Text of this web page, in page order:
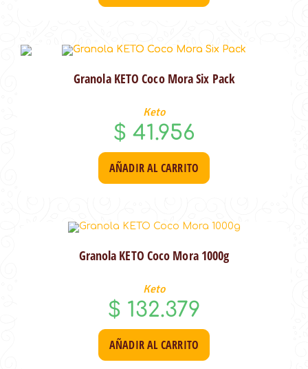
Granola KETO Coco Mora Six Pack
Keto
$ 41.956
AÑADIR AL CARRITO
Granola KETO Coco Mora 1000g
Keto
$ 132.379
AÑADIR AL CARRITO